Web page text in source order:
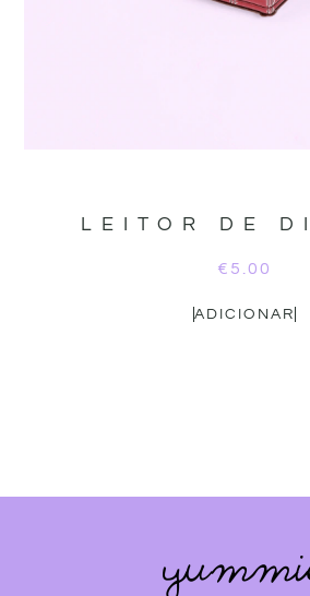
LEITOR DE
€ 5.00
ADICIONAR